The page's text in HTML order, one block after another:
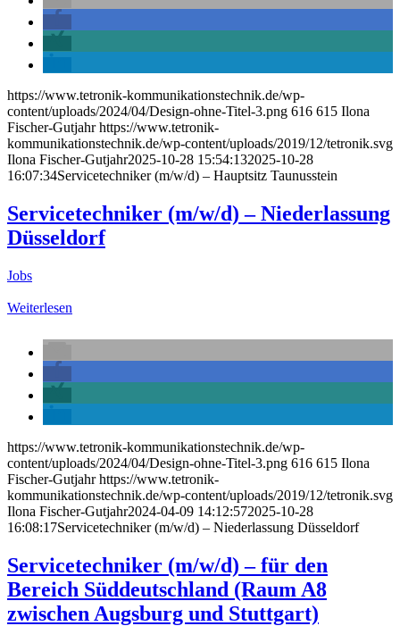
https://www.tetronik-kommunikationstechnik.de/wp-
content/uploads/2024/04/Design-ohne-Titel-3.png 616 615 Ilona
Fischer-Gutjahr https://www.tetronik-
kommunikationstechnik.de/wp-content/uploads/2019/12/tetronik.svg
Ilona Fischer-Gutjahr2025-10-28 15:54:132025-10-28
16:07:34Servicetechniker (m/w/d) – Hauptsitz Taunusstein
Servicetechniker (m/w/d) – Niederlassung
Düsseldorf
Jobs
Weiterlesen
https://www.tetronik-kommunikationstechnik.de/wp-
content/uploads/2024/04/Design-ohne-Titel-3.png 616 615 Ilona
Fischer-Gutjahr https://www.tetronik-
kommunikationstechnik.de/wp-content/uploads/2019/12/tetronik.svg
Ilona Fischer-Gutjahr2024-04-09 14:12:572025-10-28
16:08:17Servicetechniker (m/w/d) – Niederlassung Düsseldorf
Servicetechniker (m/w/d) – für den
Bereich Süddeutschland (Raum A8
zwischen Augsburg und Stuttgart)